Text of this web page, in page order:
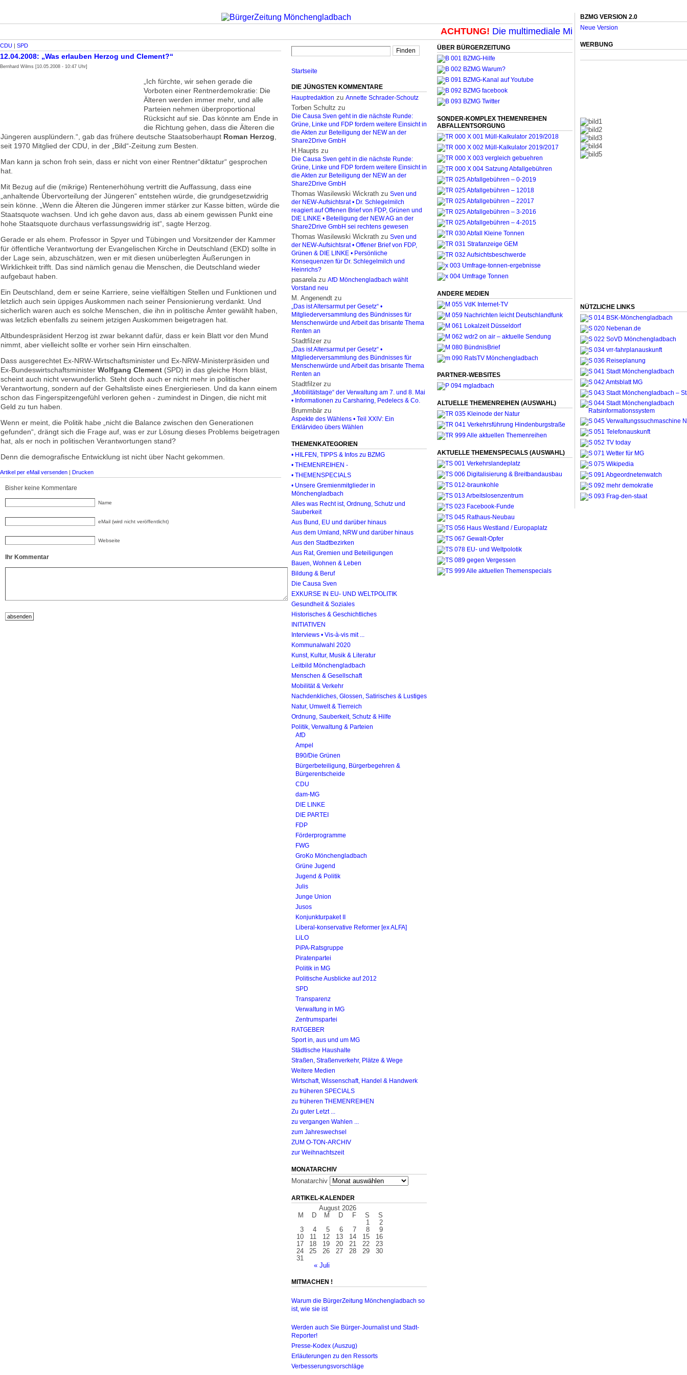
ACHTUNG!Die multimediale Mit-Mach-Zeitung für
CDU | SPD
12.04.2008: „Was erlauben Herzog und Clement?“
Bernhard Wilms [10.05.2008 - 10:47 Uhr]
„Ich fürchte, wir sehen gerade die
Vorboten einer Rentner­demokratie: Die
Älteren werden immer mehr, und alle
Parteien nehmen überproportional
Rücksicht auf sie. Das könnte am Ende in
die Richtung gehen, dass die Älteren die
Jüngeren ausplündern.“, gab das frühere deutsche Staatsoberhaupt Roman Herzog
seit 1970 Mitglied der CDU, in der „Bild“-Zeitung zum Besten.
Man kann ja schon froh sein, dass er nicht von einer Rentner“diktatur“ gesprochen
hat.
Mit Bezug auf die (mikrige) Rentenerhöhung vertritt die Auffassung, dass eine
„anhaltende Übervorteilung der Jüngeren“ entstehen würde, die grundgesetzwidrig
sein könne. „Wenn die Älteren die Jüngeren immer stärker zur Kasse bitten, würde die
Staatsquote wachsen. Und ich gehe davon aus, dass ab einem gewissen Punkt eine
hohe Staatsquote durchaus verfassungswidrig ist“, sagte Herzog.
Gerade er als ehem. Professor in Spyer und Tübingen und Vorsitzender der Kammer
für öffentliche Verantwortung der Evangelischen Kirche in Deutschland (EKD) sollte in
der Lage sein, abzuschätzen, wen er mit diesen unüberlegten Äußerungen in
Wirklichkeit trifft. Das sind nämlich genau die Menschen, die Deutschland wieder
aufgebaut haben.
Ein Deutschland, dem er seine Karriere, seine vielfältigen Stellen und Funktionen und
letzlich auch sein üppiges Auskommen nach seiner Pensionierung verdankt. Und
sicherlich waren auch es solche Menschen, die ihn in politische Ämter gewählt haben,
was letzlich ebenfalls zu seinem jetzigen Auskommen beigetragen hat.
Altbundespräsident Herzog ist zwar bekannt dafür, dass er kein Blatt vor den Mund
nimmt, aber vielleicht sollte er vorher sein Hirn einschalten.
Dass ausgerechtet Ex-NRW-Wirtschaftsminister und Ex-NRW-Ministerpräsiden und
Ex-Bundeswirtschaftsminister Wolfgang Clement (SPD) in das gleiche Horn bläst,
scheint auch nicht verwunderlich. Steht doch auch er nicht mehr in politischer
Verantwortung, sondern auf der Gehaltsliste eines Energieriesen. Und da kann einem
schon das Fingerspitzengefühl verloren gehen -­ zumindest in Dingen, die nicht mit
Geld zu tun haben.
Wenn er meint, die Politik habe „nicht die Balance zwischen den Generationen
gefunden“, drängt sich die Frage auf, was er zur Lösung dieses Problems beigetragen
hat, als er noch in politischen Verantwortungen stand?
Denn die demografische Entwicklung ist nicht über Nacht gekommen.
Artikel per eMail versenden | Drucken
Bisher keine Kommentare
Name
eMail (wird nicht veröffentlicht)
Webseite
Ihr Kommentar
Startseite
DIE JÜNGSTEN KOMMENTARE
Hauptredaktion zu Annette Schrader-Schoutz
Torben Schultz zu
Die Causa Sven geht in die nächste Runde:
Grüne, Linke und FDP fordern weitere Einsicht in
die Akten zur Beteiligung der NEW an der
Share2Drive GmbH
H.Haupts zu
Die Causa Sven geht in die nächste Runde:
Grüne, Linke und FDP fordern weitere Einsicht in
die Akten zur Beteiligung der NEW an der
Share2Drive GmbH
Thomas Wasilewski Wickrath zu Sven und
der NEW-Aufsichtsrat • Dr. Schlegelmilch
reagiert auf Offenen Brief von FDP, Grünen und
DIE LINKE • Beteiligung der NEW AG an der
Share2Drive GmbH sei rechtens gewesen
Thomas Wasilewski Wickrath zu Sven und
der NEW-Aufsichtsrat • Offener Brief von FDP,
Grünen & DIE LINKE • Persönliche
Konsequenzen für Dr. Schlegelmilch und
Heinrichs?
pasarelazu AfD Mönchengladbach wählt
Vorstand neu
M. Angenendt zu
„Das ist Altersarmut per Gesetz“ •
Mitgliederversammlung des Bündnisses für
Menschenwürde und Arbeit das brisante Thema
Renten an
Stadtfilzer zu
„Das ist Altersarmut per Gesetz“ •
Mitgliederversammlung des Bündnisses für
Menschenwürde und Arbeit das brisante Thema
Renten an
Stadtfilzer zu
„Mobilitätstage“ der Verwaltung am 7. und 8. Mai
• Informationen zu Carsharing, Pedelecs & Co.
Brummbär zu
Aspekte des Wählens • Teil XXIV: Ein
Erklärvideo übers Wählen
THEMENKATEGORIEN
• HILFEN, TIPPS & Infos zu BZMG
• THEMENREIHEN -
• THEMENSPECIALS
• Unsere Gremienmitglieder in
Mönchengladbach
Alles was Recht ist, Ordnung, Schutz und
Sauberkeit
Aus Bund, EU und darüber hinaus
Aus dem Umland, NRW und darüber hinaus
Aus den Stadtbezirken
Aus Rat, Gremien und Beteiligungen
Bauen, Wohnen & Leben
Bildung & Beruf
Die Causa Sven
EXKURSE IN EU- UND WELTPOLITIK
Gesundheit & Soziales
Historisches & Geschichtliches
INITIATIVEN
Interviews • Vis-à-vis mit ...
Kommunalwahl 2020
Kunst, Kultur, Musik & Literatur
Leitbild Mönchengladbach
Menschen & Gesellschaft
Mobilität & Verkehr
Nachdenkliches, Glossen, Satirisches & Lustiges
Natur, Umwelt & Tierreich
Ordnung, Sauberkeit, Schutz & Hilfe
Politik, Verwaltung & Parteien
AfD
Ampel
B90/Die Grünen
Bürgerbeteiligung, Bürgerbegehren &
Bürgerentscheide
CDU
dam-MG
DIE LINKE
DIE PARTEI
FDP
Förderprogramme
FWG
GroKo Mönchengladbach
Grüne Jugend
Jugend & Politik
Julis
Junge Union
Jusos
Konjunkturpaket II
Liberal-konservative Reformer [ex ALFA]
LiLO
PiPA-Ratsgruppe
Piratenpartei
Politik in MG
Politische Ausblicke auf 2012
SPD
Transparenz
Verwaltung in MG
Zentrumspartei
RATGEBER
Sport in, aus und um MG
Städtische Haushalte
Straßen, Straßenverkehr, Plätze & Wege
Weitere Medien
Wirtschaft, Wissenschaft, Handel & Handwerk
zu früheren SPECIALS
zu früheren THEMENREIHEN
Zu guter Letzt ...
zu vergangen Wahlen ...
zum Jahreswechsel
ZUM O-TON-ARCHIV
zur Weihnachtszeit
MONATARCHIV
Monatarchiv
ARTIKEL-KALENDER
August 2026
M
D M D F S S
« Juli
1
2
3
4 5 6 7 8
9
10
11 12 13 14 15
16
17
18 19 20 21 22
23
24
25 26 27 28 29
30
31
MITMACHEN !
Warum die BürgerZeitung Mönchengladbach so
ist, wie sie ist
Werden auch Sie Bürger-Journalist und Stadt-
Reporter!
Presse-Kodex (Auszug)
Erläuterungen zu den Ressorts
Verbesserungsvorschläge
ÜBER BÜRGERZEITUNG
SONDER-KOMPLEX THEMENREIHEN
ABFALLENTSORGUNG
ANDERE MEDIEN
PARTNER-WEBSITES
ALTUELLE THEMENREIHEN (AUSWAHL)
AKTUELLE THEMENSPECIALS (AUSWAHL)
BZMG VERSION 2.0
Neue Version
WERBUNG
NÜTZLICHE LINKS